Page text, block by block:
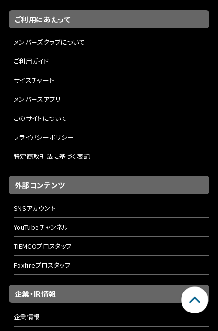
ご利用にあたって
メンバーズクラブについて
ご利用ガイド
サイズチャート
メンバーズアプリ
このサイトについて
プライバシーポリシー
特定商取引法に基づく表記
外部コンテンツ
SNSアカウント
YouTubeチャンネル
TIEMCOプロスタッフ
Foxfireプロスタッフ
企業・IR情報
企業情報